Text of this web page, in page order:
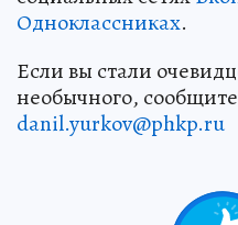
Одноклассниках.
Если вы стали
необычного,
danil.yurkov@phkp.ru